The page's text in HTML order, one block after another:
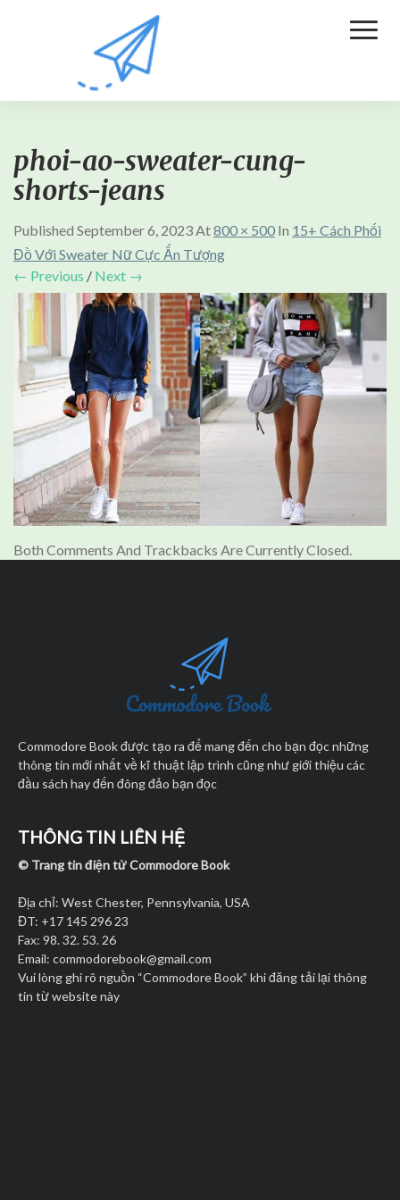
phoi-ao-sweater-cung-
shorts-jeans
Published September 6, 2023At800 × 500 In 15+ Cách Phối
Đồ Với Sweater Nữ Cực Ấn Tượng
← Previous / Next →
Both Comments And Trackbacks Are Currently Closed.
Commodore Book được tạo ra để mang đến cho bạn đọc những
thông tin mới nhất về kĩ thuật lập trình cũng như giới thiệu các
đầu sách hay đến đông đảo bạn đọc
THÔNG TIN LIÊN HỆ
© Trang tin điện tử Commodore Book
Địa chỉ: West Chester, Pennsylvania, USA
ĐT: +17 145 296 23
Fax: 98. 32. 53. 26
Email: commodorebook@gmail.com
Vui lòng ghi rõ nguồn “Commodore Book” khi đăng tải lại thông
tin từ website này